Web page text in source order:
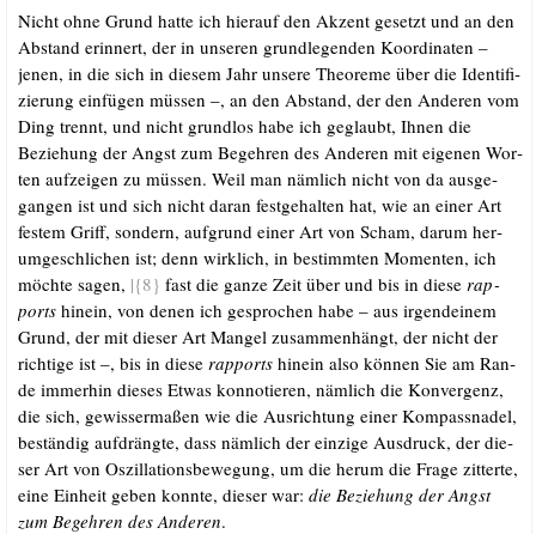
Nicht ohne Grund hat­te ich hier­auf den Akzent gesetzt und an den
Abstand erin­nert, der in unse­ren grund­le­gen­den Koor­di­na­ten –
jenen, in die sich in die­sem Jahr unse­re Theo­re­me über die Iden­ti­fi­
zie­rung ein­fü­gen müs­sen –, an den Abstand, der den Ande­ren vom
Ding trennt, und nicht grund­los habe ich geglaubt, Ihnen die
Bezie­hung der Angst zum Begeh­ren des Ande­ren mit eige­nen Wor­
ten auf­zei­gen zu müs­sen. Weil man näm­lich nicht von da aus­ge­
gan­gen ist und sich nicht dar­an fest­ge­hal­ten hat, wie an einer Art
fes­tem Griff, son­dern, auf­grund einer Art von Scham, dar­um her­
um­ge­schli­chen ist; denn wirk­lich, in bestimm­ten Momen­ten, ich
möch­te sagen, |{8} fast die gan­ze Zeit über und bis in die­se rap­
portshin­ein, von denen ich gespro­chen habe – aus irgend­ei­nem
Grund, der mit die­ser Art Man­gel zusam­men­hängt, der nicht der
rich­ti­ge ist –, bis in die­se rap­ports hin­ein also kön­nen Sie am Ran­
de immer­hin die­ses Etwas kon­no­tie­ren, näm­lich die Kon­ver­genz,
die sich, gewis­ser­ma­ßen wie die Aus­rich­tung einer Kom­pass­na­del,
bestän­dig auf­dräng­te, dass näm­lich der ein­zi­ge Aus­druck, der die­
ser Art von Oszil­la­ti­ons­be­we­gung, um die her­um die Fra­ge zit­ter­te,
eine Ein­heit geben konn­te, die­ser war: die Bezie­hung der Angst
zum Begeh­ren des Ande­ren.